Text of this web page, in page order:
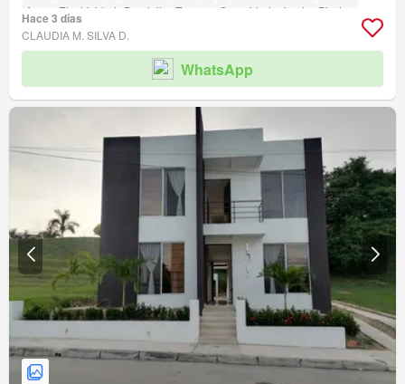
Agua
Electricidad Depósito Terraza Seguridad privada
Piscina
Área infantil
Jardín
Hace 3 días
CLAUDIA M. SILVA D.
WhatsApp